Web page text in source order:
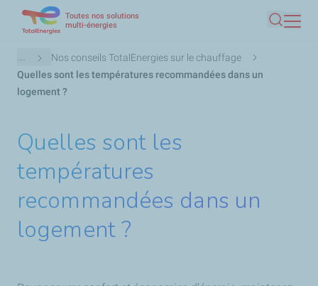
contenu
principal
Toutes nos solutions
multi-énergies
Fil
d'Ariane
...
Nos conseils TotalEnergies sur le chauffage
Quelles sont les températures recommandées dans un
logement ?
Quelles sont les
températures
recommandées dans un
logement ?